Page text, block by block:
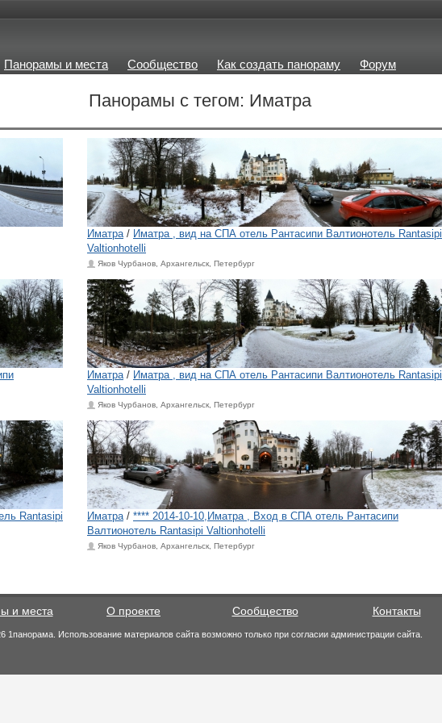
Панорамы и места Сообщество Как создать панораму Форум
Панорамы с тегом: Иматра
Иматра/ Иматра , вид на СПА отель Рантасипи Валтионотель Rantasipi
Valtionhotelli
Яков Чурбанов, Архангельск, Петербург
Иматра/ Иматра , вид на СПА отель Рантасипи Валтионотель Rantasipi
Valtionhotelli
Яков Чурбанов, Архангельск, Петербург
Rantasipi
Иматра/ **** 2014-10-10,Иматра , Вход в СПА отель Рантасипи
Валтионотель Rantasipi Valtionhotelli
Яков Чурбанов, Архангельск, Петербург
и места О проекте Сообщество Контакты
1панорама. Использование материалов сайта возможно только при согласии администрации сайта.